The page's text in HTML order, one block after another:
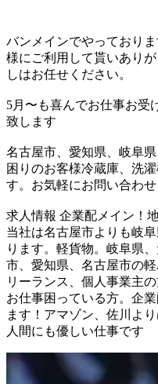
バンメインでやっており
様にご利用して貰いあり
しはお任せください。
5月〜も喜んでお仕事お受
致します
名古屋市、愛知県、岐阜
困りのお客様冷蔵庫、洗
す。お気軽にお問い合わ
求人情報 企業配メイン！
当社は名古屋市よりも岐
ります。軽貨物。岐阜県
市、愛知県、名古屋市の
リーランス、個人事業主
お仕事困っている方。企
ます！アマゾン、佐川よ
人間にも優しい仕事です
動